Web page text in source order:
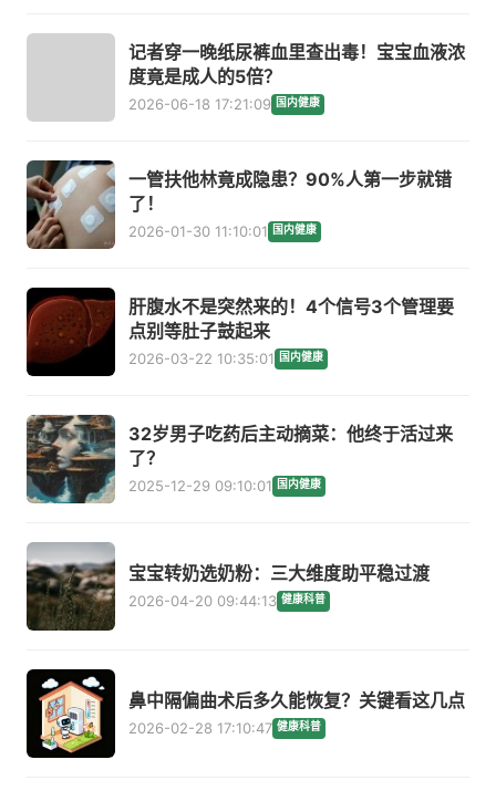
记者穿一晚纸尿裤血里查出毒！宝宝血液浓
度竟是成人的5倍？
2026-06-18 17:21:09 国内健康
一管扶他林竟成隐患？90%人第一步就错
了！
2026-01-30 11:10:01 国内健康
肝腹水不是突然来的！4个信号3个管理要
点别等肚子鼓起来
2026-03-22 10:35:01 国内健康
32岁男子吃药后主动摘菜：他终于活过来
了？
2025-12-29 09:10:01 国内健康
宝宝转奶选奶粉：三大维度助平稳过渡
2026-04-20 09:44:13 健康科普
鼻中隔偏曲术后多久能恢复？关键看这几点
2026-02-28 17:10:47 健康科普